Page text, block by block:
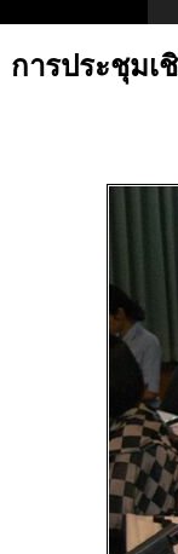
การประชุมเ